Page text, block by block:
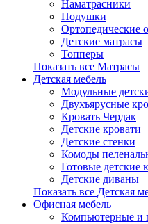
Наматрасники
Подушки
Ортопедические
Детские матрасы
Топперы
Показать все Матрасы
Детская мебель
Модульные
Двухъярусные
Кровать Чердак
Детские кровати
Детские стенки
Комоды
Готовые детские
Детские диваны
Показать все Детская
Офисная мебель
Компьютерные и